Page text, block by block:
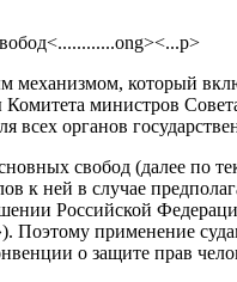
механизмом, который
министров
органов
свобод (далее по
к ней в случае
Российской
Поэтому применение
о защите прав